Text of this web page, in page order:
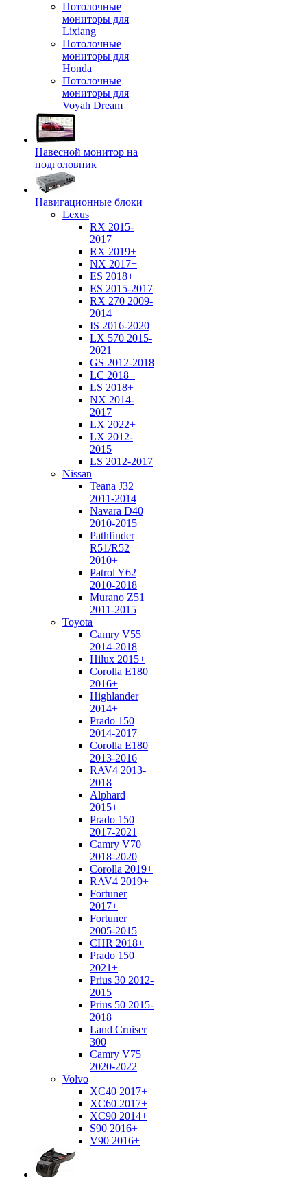
Потолочные
мониторы для
Lixiang
Потолочные
мониторы для
Honda
Потолочные
мониторы для
Voyah Dream
Навесной монитор на
подголовник
Навигационные блоки
Lexus
RX 2015-
2017
RX 2019+
NX 2017+
ES 2018+
ES 2015-2017
RX 270 2009-
2014
IS 2016-2020
LX 570 2015-
2021
GS 2012-2018
LC 2018+
LS 2018+
NX 2014-
2017
LX 2022+
LX 2012-
2015
LS 2012-2017
Nissan
Teana J32
2011-2014
Navara D40
2010-2015
Pathfinder
R51/R52
2010+
Patrol Y62
2010-2018
Murano Z51
2011-2015
Toyota
Camry V55
2014-2018
Hilux 2015+
Corolla E180
2016+
Highlander
2014+
Prado 150
2014-2017
Corolla E180
2013-2016
RAV4 2013-
2018
Alphard
2015+
Prado 150
2017-2021
Camry V70
2018-2020
Corolla 2019+
RAV4 2019+
Fortuner
2017+
Fortuner
2005-2015
CHR 2018+
Prado 150
2021+
Prius 30 2012-
2015
Prius 50 2015-
2018
Land Cruiser
300
Camry V75
2020-2022
Volvo
XC40 2017+
XC60 2017+
XC90 2014+
S90 2016+
V90 2016+